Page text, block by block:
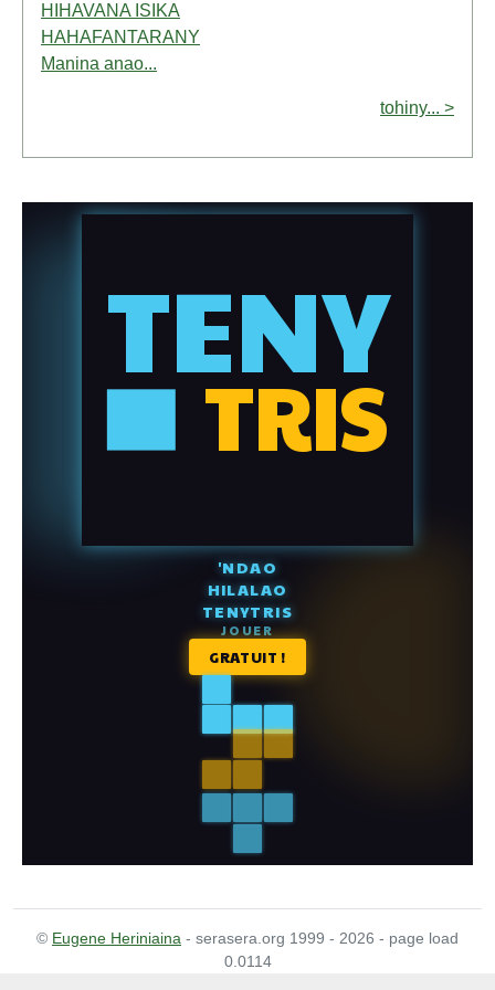
HIHAVANA ISIKA
HAHAFANTARANY
Manina anao...
tohiny... >
© Eugene Heriniaina - serasera.org 1999 - 2026 - page load
0.0114